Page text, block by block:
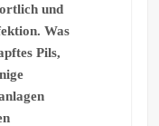
und
Was
Pils,